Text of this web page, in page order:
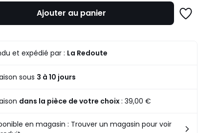
Ajouter au panier
Ajouter
et expédié par : La Redoute
sous 3 à 10 jours
dans la pièce de votre choix:39,00 €
en magasin : Trouver un magasin pour voir